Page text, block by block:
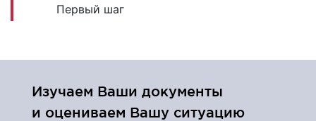
Первый шаг
Изучаем Ваши документы
и оцениваем Вашу ситуацию